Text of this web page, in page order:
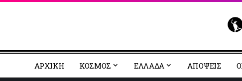
ΑΡΧΙΚΗ ΚΟΣΜΟΣ EΛΛΑΔΑ ΑΠΟΨΕΙΣ